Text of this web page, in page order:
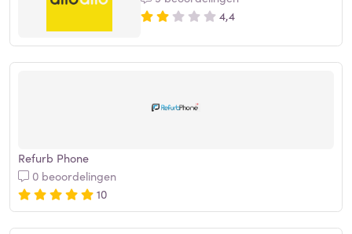
4,4
Refurb Phone
0 beoordelingen
10